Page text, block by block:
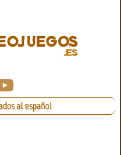
al español